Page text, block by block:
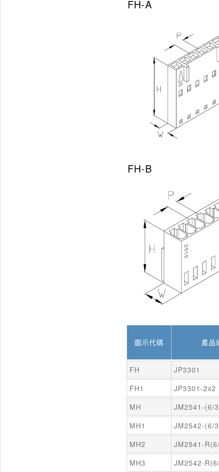
FH-A
FH-B
圖示代碼 產品
FH
JP3301
FH1
JP3301-2x2
MH
JM2541-(6/
MH1
JM2542-(6/
MH2
JM2541-
MH3
JM2542-